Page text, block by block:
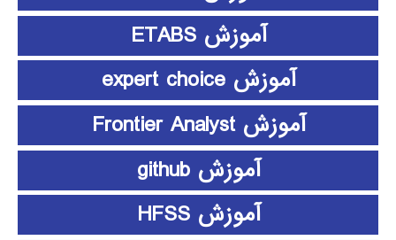
آموزش ETABS
آموزش expert choice
آموزش Frontier Analyst
آموزش github
آموزش HFSS